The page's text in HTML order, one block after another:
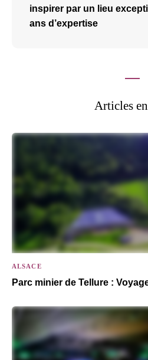
inspirer par un lieu
ans d’expertise
Articles
ALSACE
Parc minier de Tellure :